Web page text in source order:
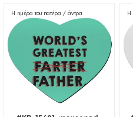
Η ημέρα του πατέρα / άντρα Η